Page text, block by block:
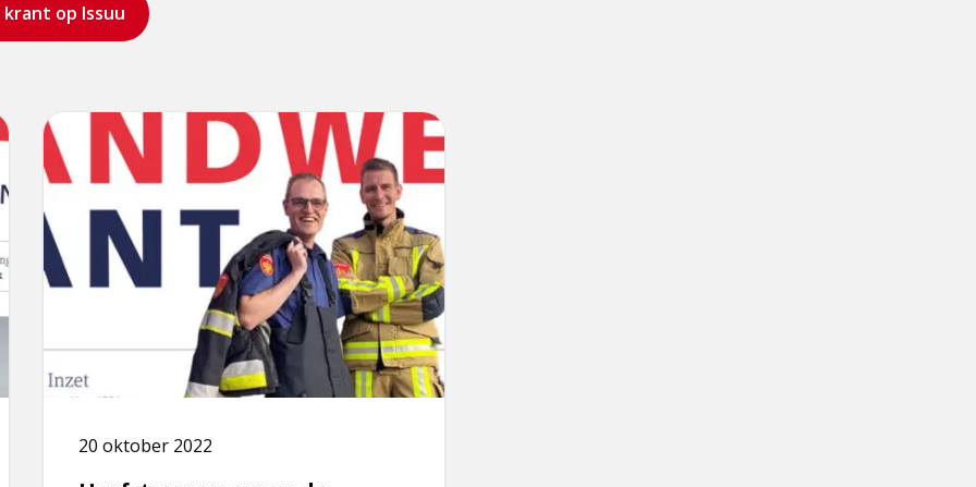
op Issuu
20 oktober 2022
Lees
meer
over
van
de
Brandweerkrant